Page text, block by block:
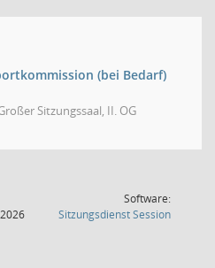
(bei Bedarf)
Sitzungssaal, II. OG
Software:
SitzungsdienstSession(Wird in